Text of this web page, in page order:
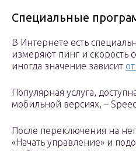
Специальные
В Интернете есть
измеряют пинг и скорость
иногда значение зависит
Популярная услуга,
мобильной версиях, –
После переключения на
«Начать управление» и